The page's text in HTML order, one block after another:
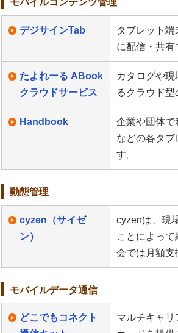
モバイルコンテンツ管理
デジサインTab
タブレット
に配信・共有
たよれーる ABook
クラウドサービス
カタログや
るクラウド型
Handbook
企業や団体
などの各タ
す。
動態管理
cyzen（サイゼ
ン）
cyzenは、現
ことによっ
会では月額支
モバイルデータ通信
どこでもコネクト
マルチキャ